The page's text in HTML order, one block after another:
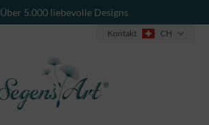
Über 5.000 liebevolle Designs
Kontakt CH